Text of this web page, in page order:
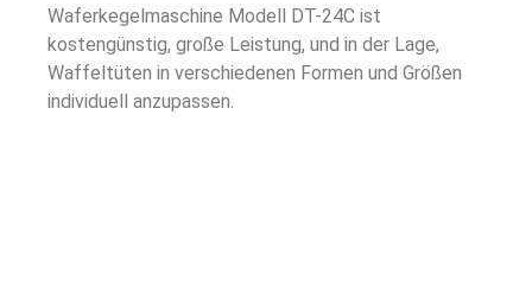
Waferkegelmaschine Modell DT-24C ist
kostengünstig, große Leistung, und in der Lage,
Waffeltüten in verschiedenen Formen und Größen
individuell anzupassen.